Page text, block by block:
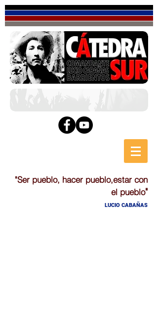
"Ser pueblo, hacer pueblo,estar con
el pueblo"
LUCIO CABAÑAS